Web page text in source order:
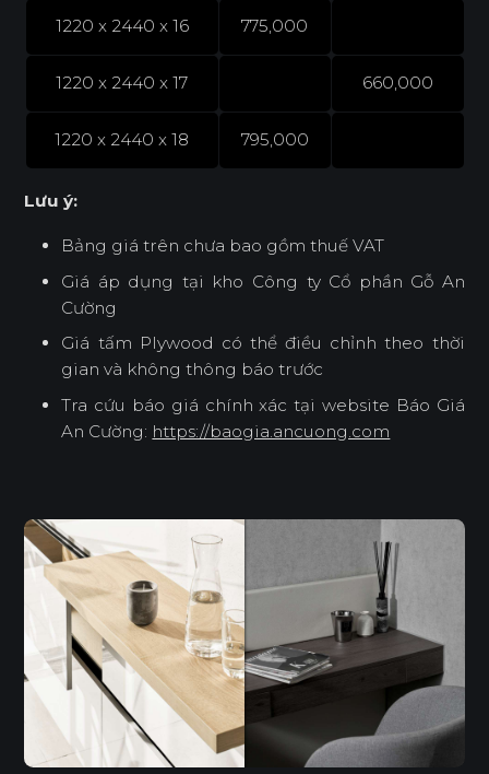
1220 x 2440 x 16 775,000
1220 x 2440 x 17 660,000
1220 x 2440 x 18 795,000
Lưu ý:
Bảng giá trên chưa bao gồm thuế VAT
Giá áp dụng tại kho Công ty Cổ phần Gỗ An
Cường
Giá tấm Plywood có thể điều chỉnh theo thời
gian và không thông báo trước
Tra cứu báo giá chính xác tại website Báo Giá
An Cường: https://baogia.ancuong.com